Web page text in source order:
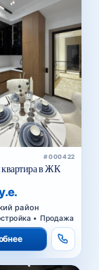
#000422
квартира в ЖК
район
• Продажа